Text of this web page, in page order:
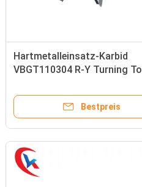
Hartmetalleinsatz-Karbid
VBGT110304 R-Y Turning
Bestpreis